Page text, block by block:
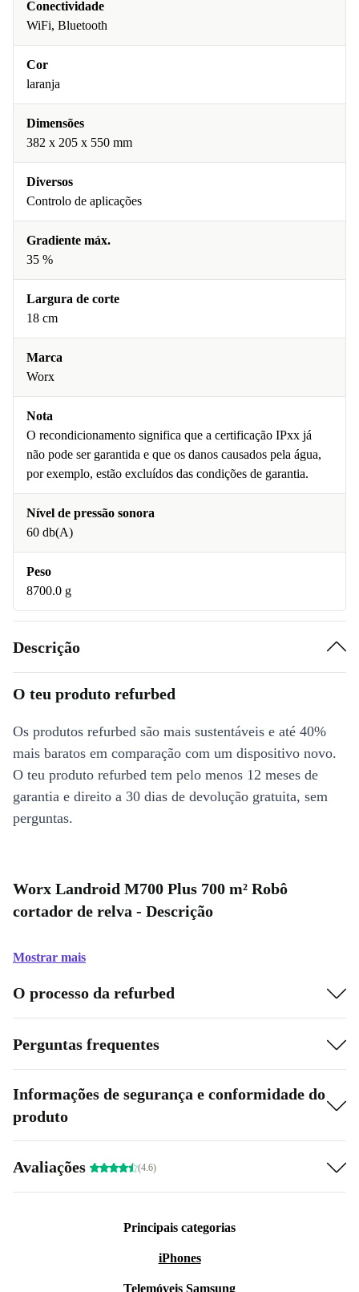
Conectividade
WiFi, Bluetooth
Cor
laranja
Dimensões
382 x 205 x 550 mm
Diversos
Controlo de aplicações
Gradiente máx.
35 %
Largura de corte
18 cm
Marca
Worx
Nota
O recondicionamento significa que a certificação IPxx já
não pode ser garantida e que os danos causados pela água,
por exemplo, estão excluídos das condições de garantia.
Nível de pressão sonora
60 db(A)
Peso
8700.0 g
Descrição
O teu produto refurbed
Os produtos refurbed são mais sustentáveis e até 40%
mais baratos em comparação com um dispositivo novo.
O teu produto refurbed tem pelo menos 12 meses de
garantia e direito a 30 dias de devolução gratuita, sem
perguntas.
Worx Landroid M700 Plus 700 m² Robô
cortador de relva - Descrição
Mostrar mais
O processo da refurbed
Perguntas frequentes
Informações de segurança e conformidade do
produto
Avaliações (4.6)
Principais categorias
iPhones
Telemóveis Samsung